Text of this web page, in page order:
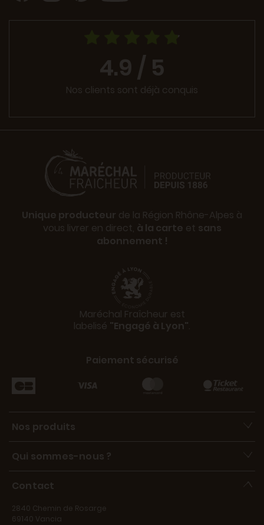
4.9 / 5
Nos clients sont déjà conquis
Unique producteur de la Région Rhône-Alpes à
vous livrer en direct, à la carte et sans
abonnement !
Maréchal Fraîcheur est
labelisé "Engagé à Lyon".
Paiement sécurisé
Nos produits
Qui sommes-nous ?
Contact
2840 Chemin de Rosarge
69140 Vancia